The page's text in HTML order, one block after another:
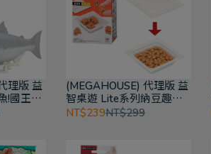
理版 益
!國王鮭
(MEGAHOUSE) 代理版 益
智桌遊 Lite系列納豆趣味
拼圖
NT$239NT$299